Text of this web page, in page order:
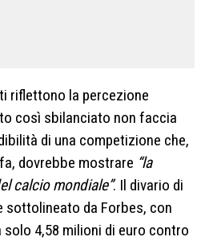
riflettono la percezione
così sbilanciato non faccia
di una competizione che,
dovrebbe mostrare “la
calcio mondiale”. Il divario di
sottolineato da Forbes, con
solo 4,58 milioni di euro contro